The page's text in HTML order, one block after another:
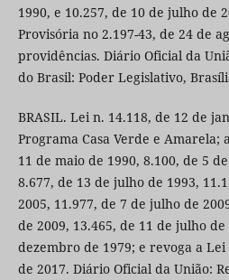
1990, e 10.257, de 10 de julho de
Provisória no 2.197-43, de 24 de
providências. Diário Oficial da
do Brasil: Poder Legislativo,
BRASIL. Lei n. 14.118, de 12 de
Programa Casa Verde e Amarela;
11 de maio de 1990, 8.100, de 5
8.677, de 13 de julho de 1993,
2005, 11.977, de 7 de julho de
de 2009, 13.465, de 11 de julho
dezembro de 1979; e revoga a
de 2017. Diário Oficial da União: